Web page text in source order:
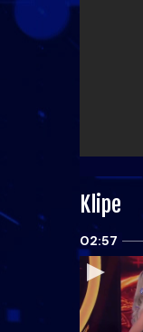
Klipe
02:57